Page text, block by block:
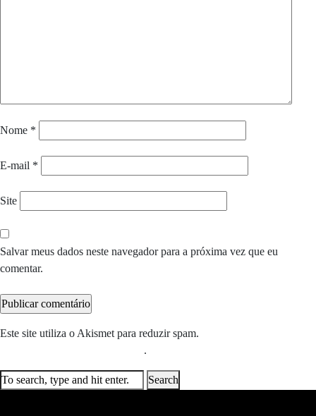
Nome *
E-mail *
Site
Salvar meus dados neste navegador para a próxima vez que eu
comentar.
Este site utiliza o Akismet para reduzir spam.
.
Search